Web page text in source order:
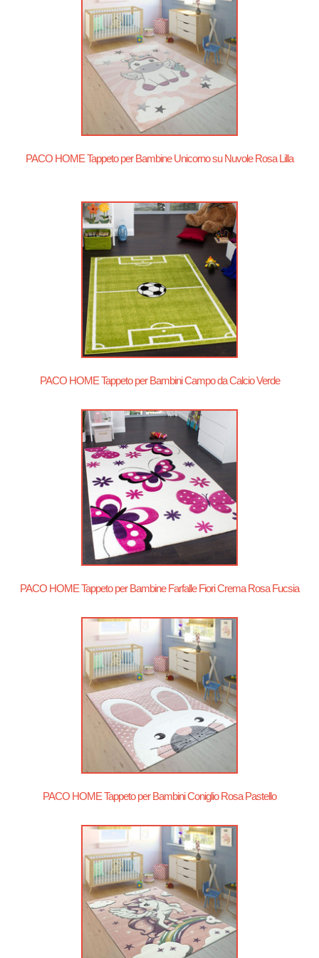
PACO HOME Tappeto per Bambine Unicorno su Nuvole Rosa Lilla
PACO HOME Tappeto per Bambini Campo da Calcio Verde
PACO HOME Tappeto per Bambine Farfalle Fiori Crema Rosa Fucsia
PACO HOME Tappeto per Bambini Coniglio Rosa Pastello